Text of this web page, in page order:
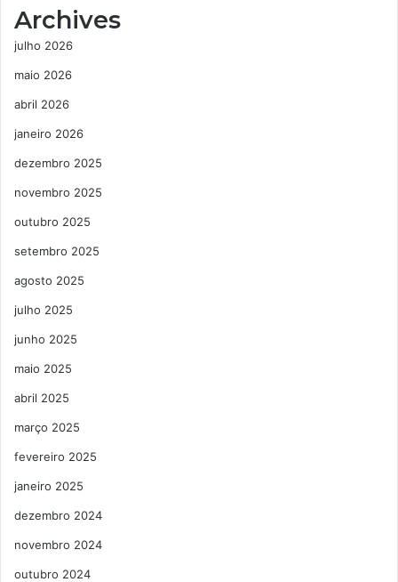
Archives
julho 2026
maio 2026
abril 2026
janeiro 2026
dezembro 2025
novembro 2025
outubro 2025
setembro 2025
agosto 2025
julho 2025
junho 2025
maio 2025
abril 2025
março 2025
fevereiro 2025
janeiro 2025
dezembro 2024
novembro 2024
outubro 2024